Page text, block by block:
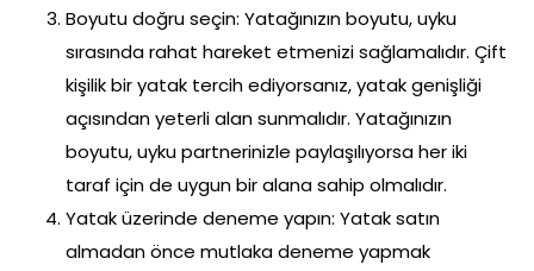
Boyutu doğru seçin: Yatağınızın boyutu, uyku
sırasında rahat hareket etmenizi sağlamalıdır. Çift
kişilik bir yatak tercih ediyorsanız, yatak genişliği
açısından yeterli alan sunmalıdır. Yatağınızın
boyutu, uyku partnerinizle paylaşılıyorsa her iki
taraf için de uygun bir alana sahip olmalıdır.
Yatak üzerinde deneme yapın: Yatak satın
almadan önce mutlaka deneme yapmak